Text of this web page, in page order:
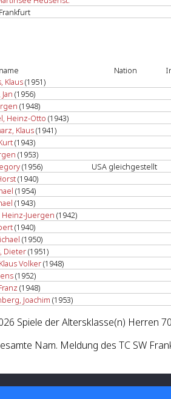
Nation
Klaus(1951)
(1956)
(1948)
Heinz-Otto (1943)
Klaus(1941)
(1943)
(1953)
(1956) USA gleichgestellt
(1940)
(1954)
(1943)
Heinz-Juergen (1942)
(1940)
(1950)
Dieter(1951)
Volker(1948)
(1952)
(1948)
Joachim (1953)
Spiele der Altersklasse(n) Herren
Nam. Meldung des TC SW